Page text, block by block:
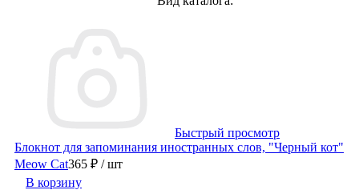
Быстрый просмотр
Блокнот для запоминания иностранных слов, "Черный кот"
Meow Cat365 ₽ / шт
В корзину